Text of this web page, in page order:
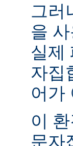
그러
을
실제
자집
어가
이
문자